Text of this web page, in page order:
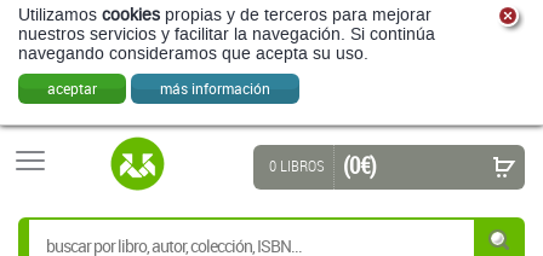
Utilizamos cookies propias y de terceros para mejorar
nuestros servicios y facilitar la navegación. Si continúa
navegando consideramos que acepta su uso.
aceptar más información
0 LIBROS (0 €)